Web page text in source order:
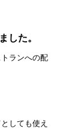
した。
ランへの配
しても使え